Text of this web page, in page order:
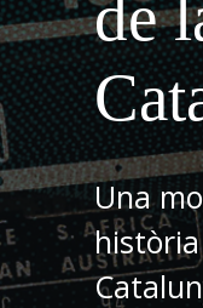
de
Una